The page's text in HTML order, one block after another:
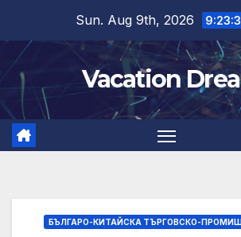
content
Sun. Aug 9th, 2026
Vacation
БЪЛГАРО-КИТАЙСКА ТЪРГОВСКО-